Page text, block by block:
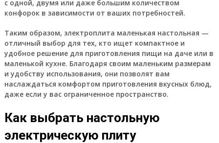
с одной, двумя или даже большим количеством
конфорок в зависимости от ваших потребностей.
Таким образом, электроплита маленькая настольная —
отличный выбор для тех, кто ищет компактное и
удобное решение для приготовления пищи на даче или в
маленькой кухне. Благодаря своим маленьким размерам
и удобству использования, они позволят вам
наслаждаться комфортом приготовления вкусных блюд,
даже если у вас ограниченное пространство.
Как выбрать настольную
электрическую плиту